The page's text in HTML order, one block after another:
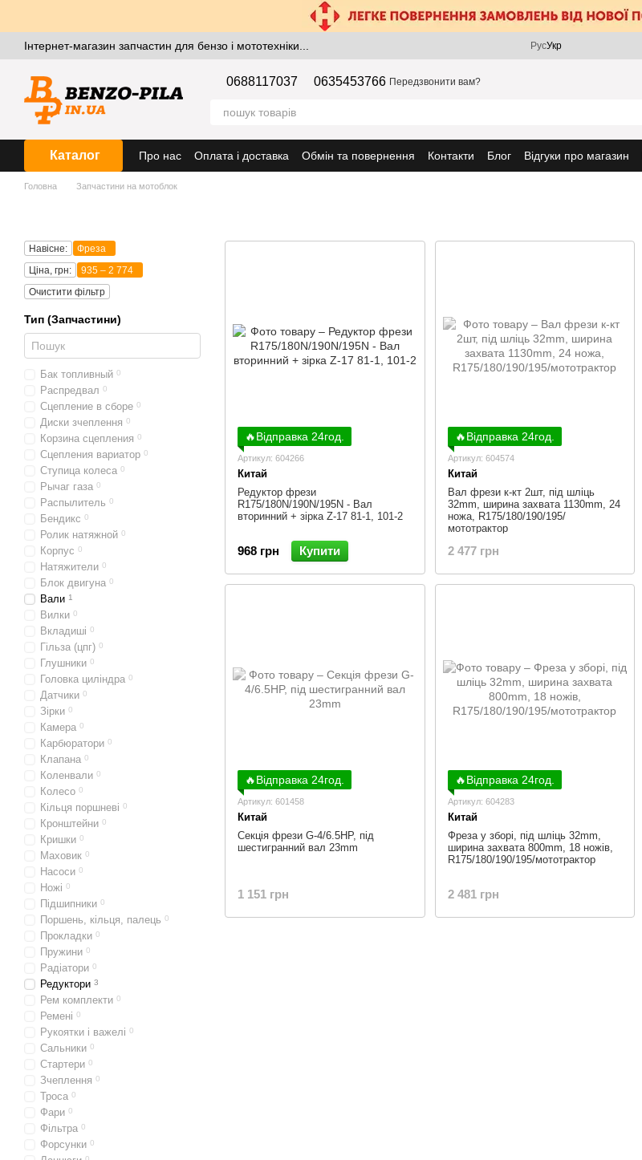
Інтернет-магазин запчастин для бензо і мототехніки... РусУкр
0688117037 0635453766 Передзвонити вам?
Каталог Про нас Оплата і доставка Обмін та повернення Контакти Блог Відгуки про магазин
Головна Запчастини на мотоблок
🔥Відправка 24год.
Артикул: 604266
Китай
Редуктор фрези
R175/180N/190N/195N - Вал
вторинний + зірка Z-17 81-1, 101-2
968 грн Купити
🔥Відправка 24год.
Артикул: 604574
Китай
Вал фрези к-кт 2шт, під шліць
32mm, ширина захвата 1130mm, 24
ножа, R175/180/190/195/
мототрактор
2 477 грн
🔥Відправка 24год.
Артикул: 601458
Китай
Секція фрези G-4/6.5HP, під
шестигранний вал 23mm
1 151 грн
🔥Відправка 24год.
Артикул: 604283
Китай
Фреза у зборі, під шліць 32mm,
ширина захвата 800mm, 18 ножів,
R175/180/190/195/мототрактор
2 481 грн
Навісне:
Фреза
Ціна, грн:
935 – 2 774
Очистити фільтр
Тип (Запчастини)
Бак топливный 0
Распредвал 0
Сцепление в сборе 0
Диски зчеплення 0
Корзина сцепления 0
Сцепления вариатор 0
Ступица колеса 0
Рычаг газа 0
Распылитель 0
Бендикс 0
Ролик натяжной 0
Корпус 0
Натяжители 0
Блок двигуна 0
Вали 1
Вилки 0
Вкладиші 0
Гільза (цпг) 0
Глушники 0
Головка циліндра 0
Датчики 0
Зірки 0
Камера 0
Карбюратори 0
Клапана 0
Коленвали 0
Колесо 0
Кільця поршневі 0
Кронштейни 0
Кришки 0
Маховик 0
Насоси 0
Ножі 0
Підшипники 0
Поршень, кільця, палець 0
Прокладки 0
Пружини 0
Радіатори 0
Редуктори 3
Рем комплекти 0
Ремені 0
Рукоятки і важелі 0
Сальники 0
Стартери 0
Зчеплення 0
Троса 0
Фари 0
Фільтра 0
Форсунки 0